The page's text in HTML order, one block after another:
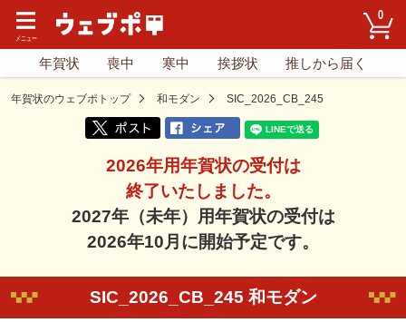
0
年賀状 喪中 寒中 挨拶状 推しから届く
年賀状のウェブポトップ 和モダン SIC_2026_CB_245
2026年用年賀状の受付は
終了いたしました。
2027年（未年）用年賀状の受付は
2026年10月に開始予定です。
SIC_2026_CB_245 和モダン